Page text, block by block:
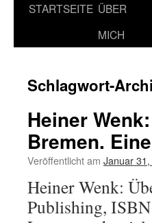
STARTSEITE ÜBER
MICH
Schlagwort-
Heiner
Bremen.
Veröffentlicht am Januar
Heiner Wenk:
Publishing,